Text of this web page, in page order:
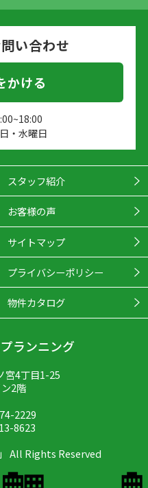
い合わせ
かける
・水曜日
スタッフ紹介
お客様の声
サイトマップ
プライバシーポリシー
物件カタログ
ランニング
宮4丁目1-25
2階
2229
8623
All Rights Reserved